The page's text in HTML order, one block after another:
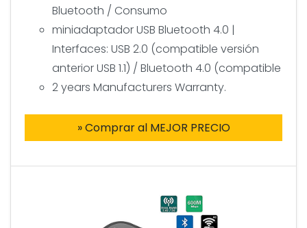
Bluetooth / Consumo
miniadaptador USB Bluetooth 4.0 |
Interfaces: USB 2.0 (compatible versión
anterior USB 1.1) / Bluetooth 4.0 (compatible
2 years Manufacturers Warranty.
» Comprar al MEJOR PRECIO